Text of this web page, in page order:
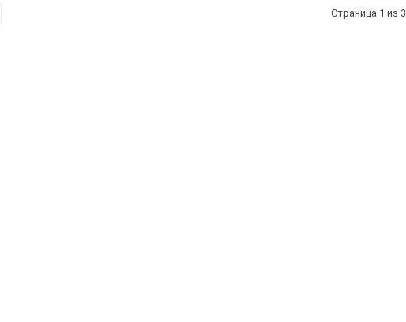
Страница 1 из 3